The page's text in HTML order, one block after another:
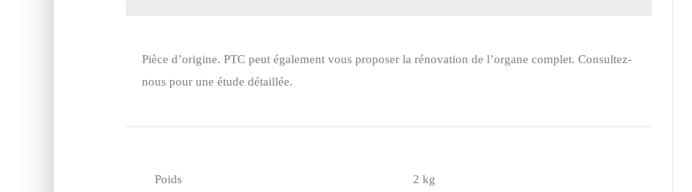
Pièce d’origine. PTC peut également vous proposer la rénovation de l’organe complet. Consultez-
nous pour une étude détaillée.
Poids 2 kg